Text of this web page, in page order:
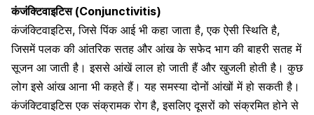
कंजंक्टिवाइटिस (Conjunctivitis)
कंजंक्टिवाइटिस, जिसे पिंक आई भी कहा जाता है, एक ऐसी स्थिति है,
जिसमें पलक की आंतरिक सतह और आंख के सफेद भाग की बाहरी सतह में
सूजन आ जाती है। इससे आंखें लाल हो जाती हैं और खुजली होती है। कुछ
लोग इसे आंख आना भी कहते हैं। यह समस्या दोनों आंखों में हो सकती है।
कंजंक्टिवाइटिस एक संक्रामक रोग है, इसलिए दूसरों को संक्रमित होने से